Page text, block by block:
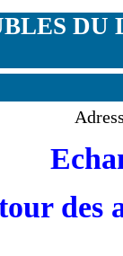
DU
des